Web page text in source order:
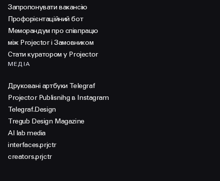
Запропонувати вакансію
Профорієнтаційний бот
Меморандум про співпрацю
між Projector і Замовником
Стати куратором у Projector
МЕДІА
Друковані артбуки Telegraf
Projector Publisnihg в Instagram
Telegraf.Design
Tregub Design Magazine
AI lab media
interfaces.prjctr
creators.prjctr